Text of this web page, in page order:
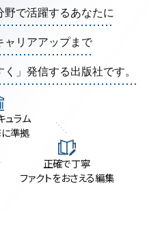
で活躍するあなたに
ャリアアップまで
」発信する出版社です。
ュラム
準拠
正確で丁寧
ファクトをおさえる編集